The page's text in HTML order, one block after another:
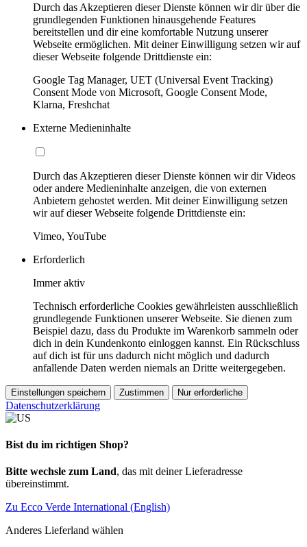
Durch das Akzeptieren dieser Dienste können wir dir über die
grundlegenden Funktionen hinausgehende Features
bereitstellen und dir eine komfortable Nutzung unserer
Webseite ermöglichen. Mit deiner Einwilligung setzen wir auf
dieser Webseite folgende Drittdienste ein:
Google Tag Manager, UET (Universal Event Tracking)
Consent Mode von Microsoft, Google Consent Mode,
Klarna, Freshchat
Externe Medieninhalte
Durch das Akzeptieren dieser Dienste können wir dir Videos
oder andere Medieninhalte anzeigen, die von externen
Anbietern gehostet werden. Mit deiner Einwilligung setzen
wir auf dieser Webseite folgende Drittdienste ein:
Vimeo, YouTube
Erforderlich
Immer aktiv
Technisch erforderliche Cookies gewährleisten ausschließlich
grundlegende Funktionen unserer Webseite. Sie dienen zum
Beispiel dazu, dass du Produkte im Warenkorb sammeln oder
dich in dein Kundenkonto einloggen kannst. Ein Rückschluss
auf dich ist für uns dadurch nicht möglich und dadurch
anfallende Daten werden niemals an Dritte weitergegeben.
Einstellungen speichern Zustimmen Nur erforderliche
Datenschutzerklärung
Bist du im richtigen Shop?
Bitte wechsle zum Land, das mit deiner Lieferadresse
übereinstimmt.
Zu Ecco Verde International (English)
Anderes Lieferland wählen